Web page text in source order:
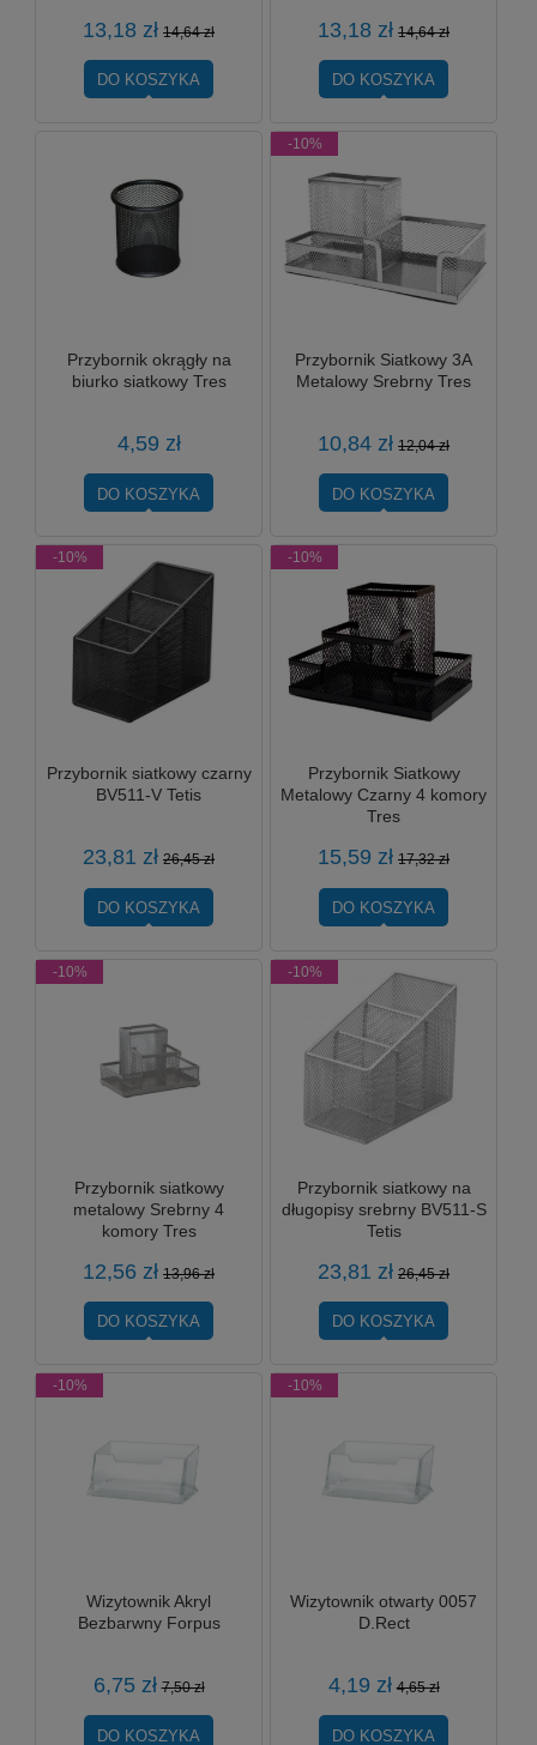
13,18 zł 14,64 zł
DO KOSZYKA
13,18 zł 14,64 zł
DO KOSZYKA
Przybornik okrągły na
biurko siatkowy Tres
4,59 zł
DO KOSZYKA
Przybornik Siatkowy 3A
Metalowy Srebrny Tres
10,84 zł 12,04 zł
DO KOSZYKA
-10%
Przybornik siatkowy czarny
BV511-V Tetis
23,81 zł 26,45 zł
DO KOSZYKA
-10%
Przybornik Siatkowy
Metalowy Czarny 4 komory
Tres
15,59 zł 17,32 zł
DO KOSZYKA
-10%
Przybornik siatkowy
metalowy Srebrny 4
komory Tres
12,56 zł 13,96 zł
DO KOSZYKA
-10%
Przybornik siatkowy na
długopisy srebrny BV511-S
Tetis
23,81 zł 26,45 zł
DO KOSZYKA
-10%
Wizytownik Akryl
Bezbarwny Forpus
6,75 zł 7,50 zł
DO KOSZYKA
-10%
Wizytownik otwarty 0057
D.Rect
4,19 zł 4,65 zł
DO KOSZYKA
-10%